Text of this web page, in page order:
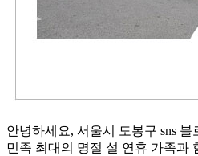
안녕하세요, 서울시 도봉구 sns
민족 최대의 명절 설 연휴 가족과